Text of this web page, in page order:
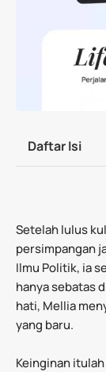
Daftar Isi
Setelah lulus
persimpangan
Ilmu Politik, ia
hanya sebatas
hati, Mellia
yang baru.
Keinginan